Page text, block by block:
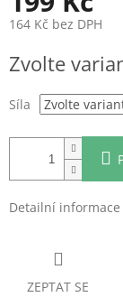
164 Kč bez DPH
cena:
Zvolte
Síla
Detailní informace
ZEPTAT SE